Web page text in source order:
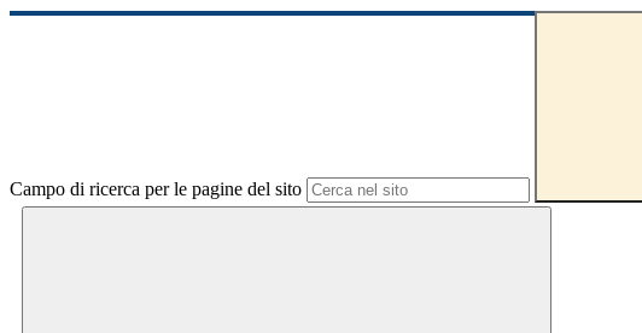
Campo di ricerca per le pagine del sito